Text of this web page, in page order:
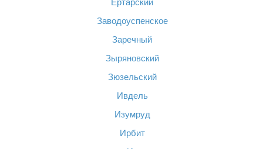
Ертарский
Заводоуспенское
Заречный
Зыряновский
Зюзельский
Ивдель
Изумруд
Ирбит